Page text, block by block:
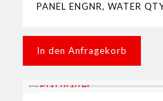
PANEL ENGNR, WATER
In den Anfragekorb